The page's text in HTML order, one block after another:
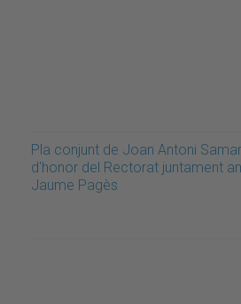
Pla conjunt de Joan Antoni
d'honor del Rectorat juntament
Jaume Pagès